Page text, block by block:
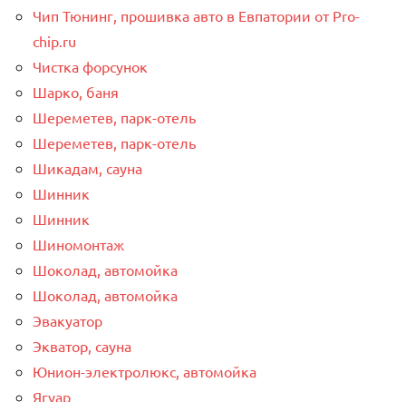
Чип Тюнинг, прошивка авто в Евпатории от Pro-
chip.ru
Чистка форсунок
Шарко, баня
Шереметев, парк-отель
Шереметев, парк-отель
Шикадам, сауна
Шинник
Шинник
Шиномонтаж
Шоколад, автомойка
Шоколад, автомойка
Эвакуатор
Экватор, сауна
Юнион-электролюкс, автомойка
Ягуар